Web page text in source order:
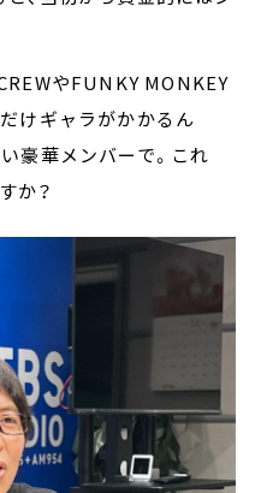
やFUNKY MONKEY
けギャラがかかるん
い豪華メンバーで。これ
か？